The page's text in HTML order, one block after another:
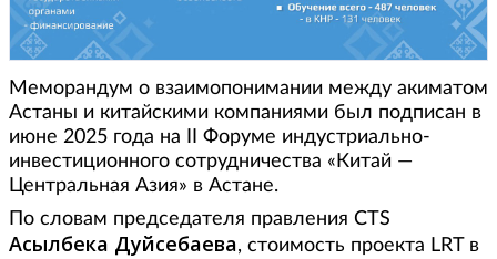
Меморандум о взаимопонимании между акиматом
Астаны и китайскими компаниями был подписан в
июне 2025 года на II Форуме индустриально-
инвестиционного сотрудничества «Китай —
Центральная Азия» в Астане.
По словам председателя правления CTS
Асылбека Дуйсебаева, стоимость проекта LRT в